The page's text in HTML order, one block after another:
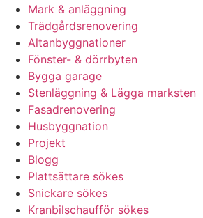
Mark & anläggning
Trädgårdsrenovering
Altanbyggnationer
Fönster- & dörrbyten
Bygga garage
Stenläggning & Lägga marksten
Fasadrenovering
Husbyggnation
Projekt
Blogg
Plattsättare sökes
Snickare sökes
Kranbilschaufför sökes